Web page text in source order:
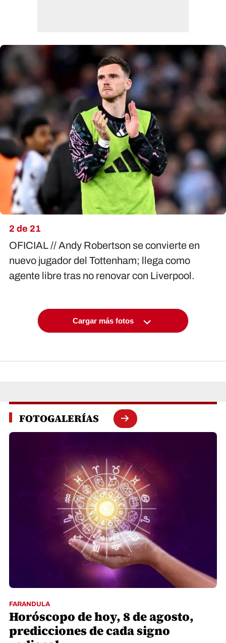
2 de 21
OFICIAL // Andy Robertson se convierte en
nuevo jugador del Tottenham; llega como
agente libre tras no renovar con Liverpool.
Cargar más fotos
FOTOGALERÍAS
FARANDULA
Horóscopo de hoy, 8 de agosto,
predicciones de cada signo